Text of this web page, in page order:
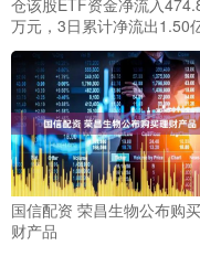
仓该股ETF资金净流入
万元，3日累计净流出1.50
国信配资 荣昌生物公布购
财产品